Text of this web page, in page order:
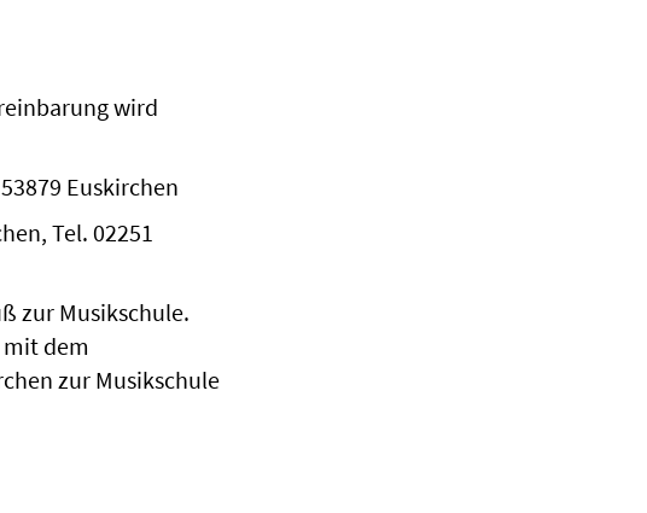
wird
Euskirchen
Tel. 02251
zur Musikschule.
dem
zur Musikschule